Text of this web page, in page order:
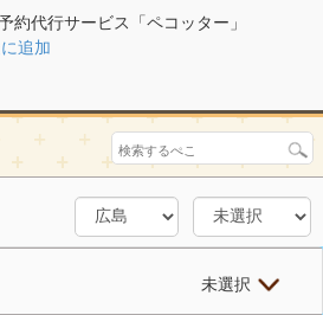
約代行サービス「ペコッター」
追加
未選択